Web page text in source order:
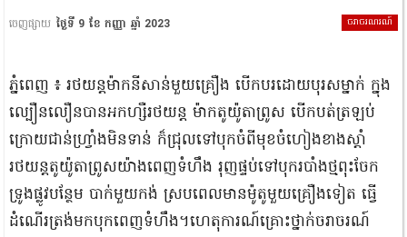
ចរាចរណរណ៍
ចេញផ្សាយ ថ្ងៃទី 9 ខែ កញ្ញា ឆ្នាំ 2023
ភ្នំពេញ ៖ រថយន្តម៉ាកនីសាន់មួយគ្រឿង បើកបរដោយបុរសម្នាក់ ក្នុង
ល្បឿនលឿនបានអកហ្សឺរថយន្ត ម៉ាកតូយ៉ូតាព្រូស បើកបត់ត្រឡប់
ក្រោយជាន់ហ្រ្វាំងមិនទាន់ ក៏ជ្រុលទៅបុកចំពីមុខចំហៀងខាងស្ដាំ
រថយន្តតូយ៉ូតាព្រូសយ៉ាងពេញទំហឹង រុញផ្ទប់ទៅបុករបាំងថ្មពុះចែក
ទ្រូងផ្លូវបន្ថែម បាក់មួយកង់ ស្របពេលមានម៉ូតូមួយគ្រឿងទៀត ធ្វើ
ដំណើរត្រង់មកបុកពេញទំហឹង។ហេតុការណ៍គ្រោះថ្នាក់ចរាចរណ៍